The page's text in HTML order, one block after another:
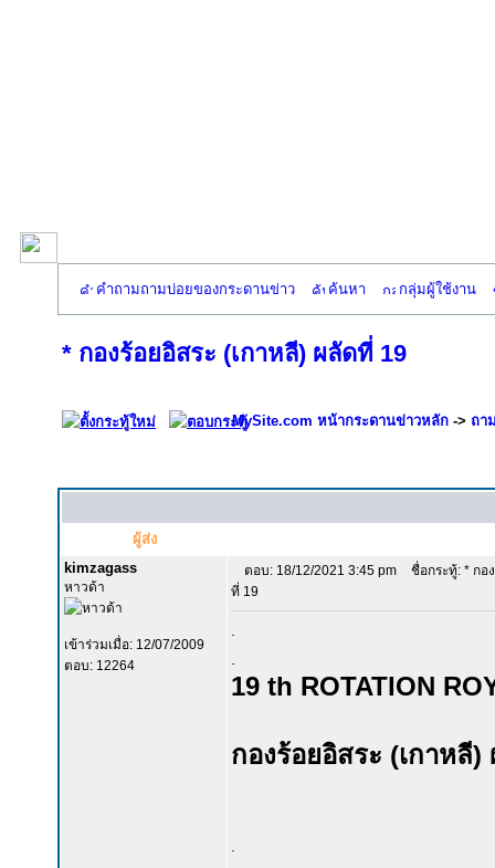
คำถามถามบ่อยของกระดานข่าว ค้นหา กลุ่มผู้ใช้งาน
* กองร้อยอิสระ (เกาหลี) ผลัดที่ 19
MySite.com หน้ากระดานข่าวหลัก -> ถา
ผู้ส่ง
kimzagass
หาวด้า
เข้าร่วมเมื่อ: 12/07/2009
ตอบ: 12264
ตอบ: 18/12/2021 3:45 pm
ชื่อกระทู้: * กอ
ที่ 19
19 th ROTATION
กองร้อยอิสระ (เกาหลี)